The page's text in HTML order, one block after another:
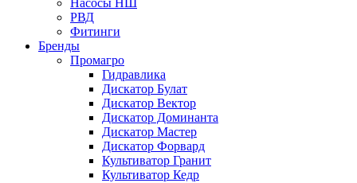
Насосы НШ
РВД
Фитинги
Бренды
Промагро
Гидравлика
Дискатор Булат
Дискатор Вектор
Дискатор Доминанта
Дискатор Мастер
Дискатор Форвард
Культиватор Гранит
Культиватор Кедр